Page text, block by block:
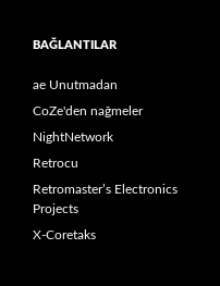
BAĞLANTILAR
ae Unutmadan
CoZe'den nağmeler
NightNetwork
Retrocu
Retromaster’s Electronics
Projects
X-Coretaks